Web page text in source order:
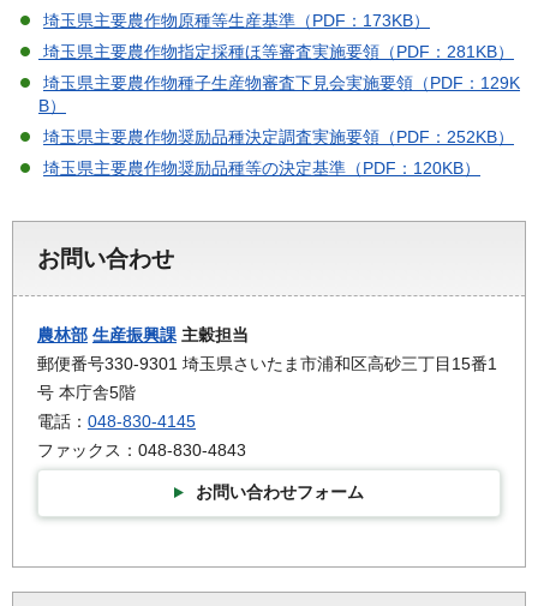
埼玉県主要農作物原種等生産基準（PDF：173KB）
埼玉県主要農作物指定採種ほ等審査実施要領（PDF：281KB）
埼玉県主要農作物種子生産物審査下見会実施要領（PDF：129K
B）
埼玉県主要農作物奨励品種決定調査実施要領（PDF：252KB）
埼玉県主要農作物奨励品種等の決定基準（PDF：120KB）
お問い合わせ
農林部 生産振興課 主穀担当
郵便番号330-9301 埼玉県さいたま市浦和区高砂三丁目15番1
号 本庁舎5階
電話： 048-830-4145
ファックス：048-830-4843
お問い合わせフォーム